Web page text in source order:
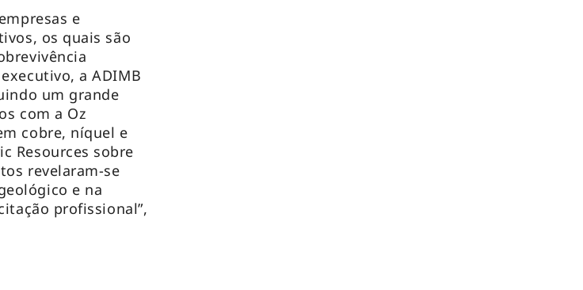
e
os quais são
a ADIMB
um grande
com a Oz
cobre, níquel e
Resources sobre
revelaram-se
e na
profissional”,